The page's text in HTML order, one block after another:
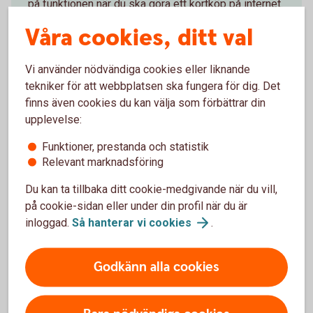
på funktionen när du ska göra ett kortköp på internet.
internetköp
Tips kring din kod
Dölj din personliga kod (PIN-kod) när du anger den.
Byt kod om du misstänker att någon fått veta koden.
Spärra ditt kort omedelbart om du förlorat det eller
misstänker att någon använder det.
Förvara inte anteckning om din kod tillsammans med
ditt kort.
Avslöja aldrig din kod för någon.
Läs mer om vad som gäller i villkoren för ditt kort och för
Våra cookies, ditt val
Vi använder nödvändiga cookies eller liknande
tekniker för att webbplatsen ska fungera för dig. Det
finns även cookies du kan välja som förbättrar din
upplevelse:
Funktioner, prestanda och statistik
Relevant marknadsföring
Du kan ta tillbaka ditt cookie-medgivande när du vill,
på cookie-sidan eller under din profil när du är
inloggad. Så hanterar vi cookies .
Godkänn alla cookies